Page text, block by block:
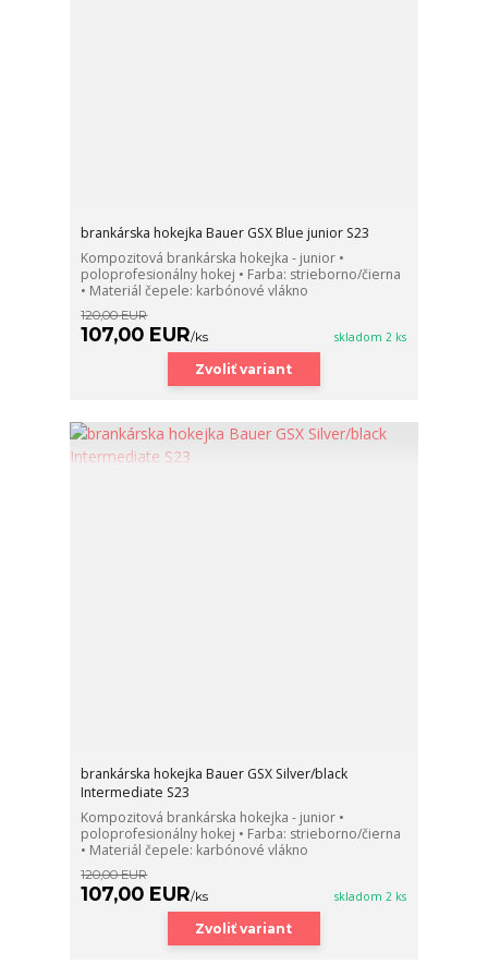
brankárska hokejka Bauer GSX Blue junior S23
Kompozitová brankárska hokejka - junior •
poloprofesionálny hokej • Farba: strieborno/čierna
• Materiál čepele: karbónové vlákno
120,00 EUR
107,00 EUR/ks skladom 2 ks
Zvoliť variant
brankárska hokejka Bauer GSX Silver/black
Intermediate S23
Kompozitová brankárska hokejka - junior •
poloprofesionálny hokej • Farba: strieborno/čierna
• Materiál čepele: karbónové vlákno
120,00 EUR
107,00 EUR/ks skladom 2 ks
Zvoliť variant